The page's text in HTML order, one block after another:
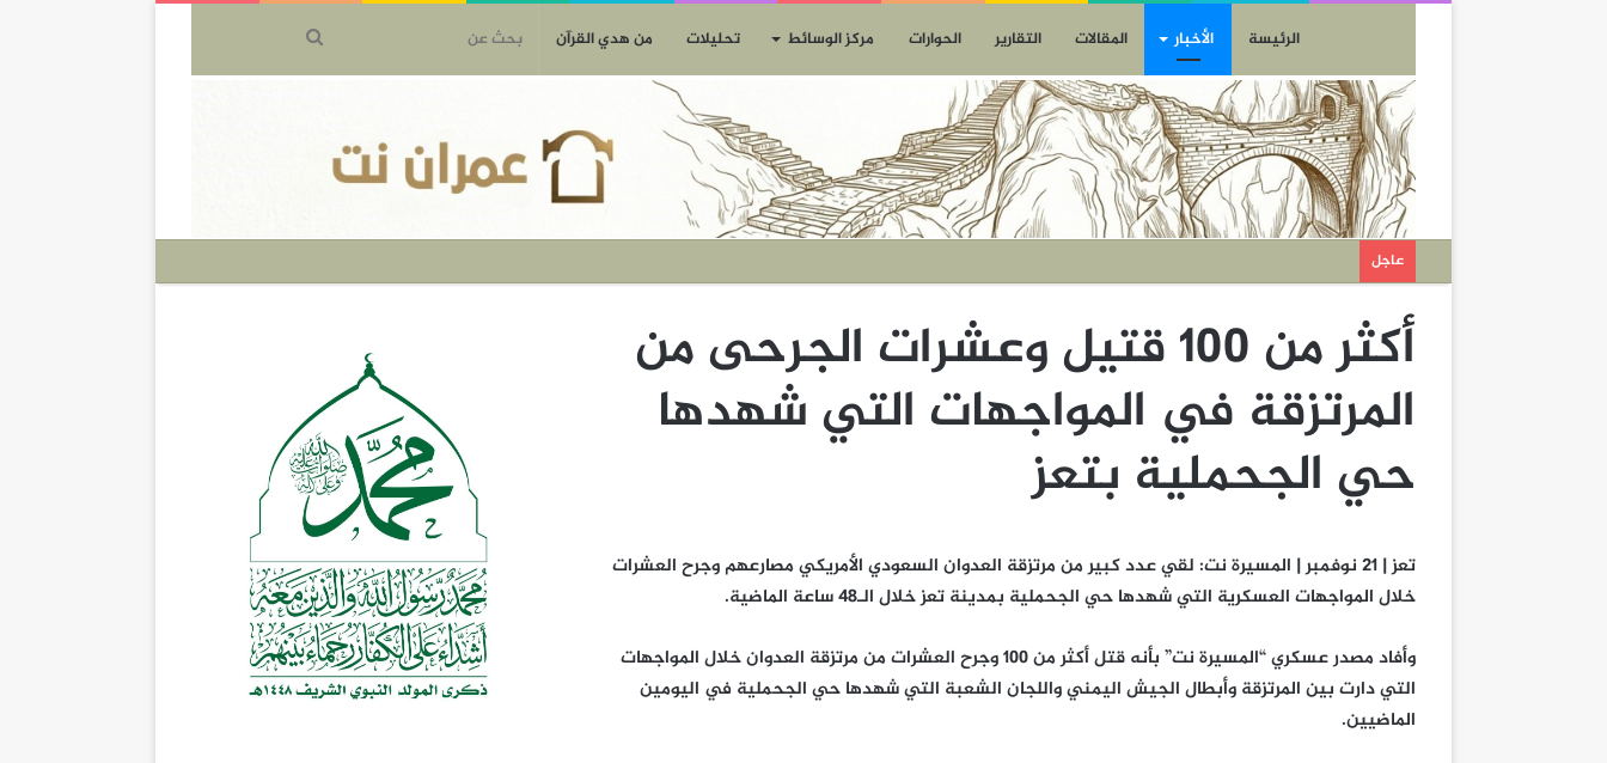
الرئيسة الأخبار المقالات التقارير الحوارات مركز الوسائط تحليلات من هدي القرآن
عاجل
أكثر من 100 قتيل وعشرات الجرحى من
المرتزقة في المواجهات التي شهدها
حي الجحملية بتعز
تعز | 21 نوفمبر | المسيرة نت: لقي عدد كبير من مرتزقة العدوان السعودي الأمريكي مصارعهم وجرح العشرات
خلال المواجهات العسكرية التي شهدها حي الجحملية بمدينة تعز خلال الـ48 ساعة الماضية.
وأفاد مصدر عسكري “المسيرة نت” بأنه قتل أكثر من 100 وجرح العشرات من مرتزقة العدوان خلال المواجهات
التي دارت بين المرتزقة وأبطال الجيش اليمني واللجان الشعبة التي شهدها حي الجحملية في اليومين
الماضيين.